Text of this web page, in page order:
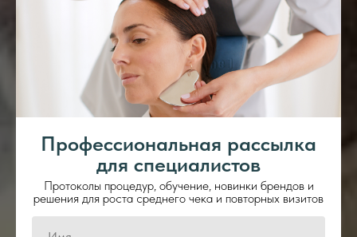
Профессиональная рассылка
для специалистов
Протоколы процедур, обучение, новинки брендов и
решения для роста среднего чека и повторных визитов